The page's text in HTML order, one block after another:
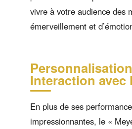
vivre à votre audience des
émerveillement et
Interaction avec
En plus de ses
impressionnantes, le «